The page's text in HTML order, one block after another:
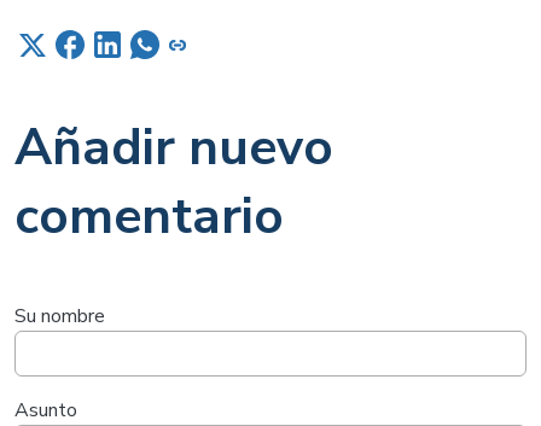
Añadir nuevo
comentario
Su nombre
Asunto